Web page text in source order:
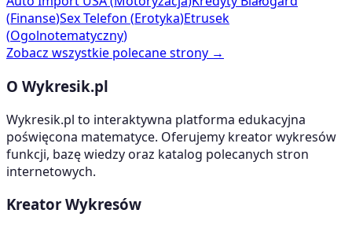
(Finanse)Sex Telefon (Erotyka)Etrusek
(Ogolnotematyczny)
Zobacz wszystkie polecane strony →
O Wykresik.pl
Wykresik.pl to interaktywna platforma edukacyjna
poświęcona matematyce. Oferujemy kreator wykresów
funkcji, bazę wiedzy oraz katalog polecanych stron
internetowych.
Kreator Wykresów